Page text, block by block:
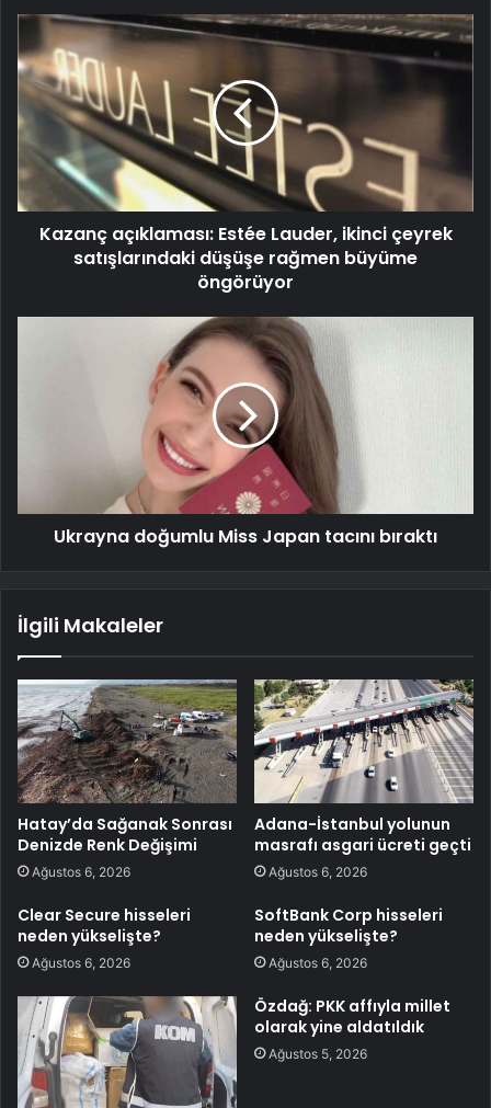
Kazanç açıklaması: Estée Lauder, ikinci çeyrek
satışlarındaki düşüşe rağmen büyüme
öngörüyor
Ukrayna doğumlu Miss Japan tacını bıraktı
İlgili Makaleler
Hatay’da Sağanak Sonrası
Denizde Renk Değişimi
Ağustos 6, 2026
Adana-İstanbul yolunun
masrafı asgari ücreti geçti
Ağustos 6, 2026
Clear Secure hisseleri
neden yükselişte?
Ağustos 6, 2026
SoftBank Corp hisseleri
neden yükselişte?
Ağustos 6, 2026
Özdağ: PKK affıyla millet
olarak yine aldatıldık
Ağustos 5, 2026